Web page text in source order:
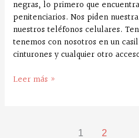
negras, lo primero que
penitenciarios. Nos piden
nuestros teléfonos celulares.
tenemos con nosotros en un
cinturones y cualquier otro
Leer más »
1 2